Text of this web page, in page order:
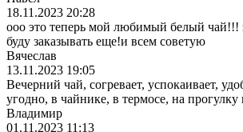
18.11.2023 20:28
ооо это теперь мой любимый белый чай!!!
буду заказывать еще!и всем советую
Вячеслав
13.11.2023 19:05
Вечерний чай, согревает, успокаивает,
угодно, в чайнике, в термосе, на
Владимир
01.11.2023 11:13